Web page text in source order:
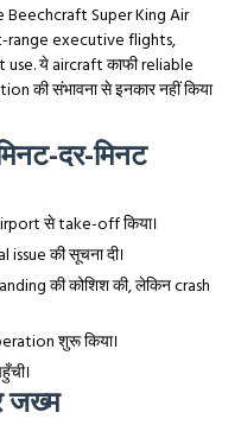
Super King Air
range executive flights,
ये aircraft काफी reliable
की संभावना से इनकार नहीं किया
दर-मिनट
से take-off किया।
की सूचना दी।
की कोशिश की, लेकिन crash
शुरू किया।
जख्म